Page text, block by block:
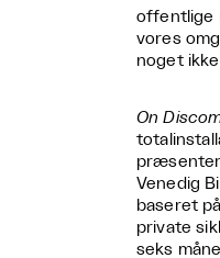
offentlige
vores
noget
On
Venedig
baseret
private
seks